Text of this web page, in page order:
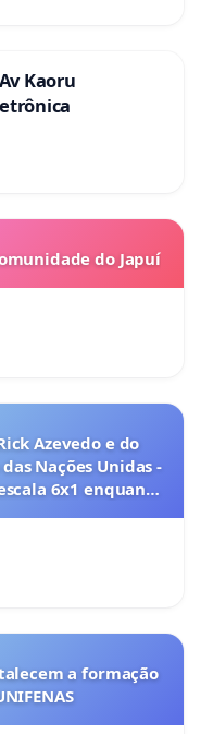
Kaoru
do Japuí
Azevedo e do
Nações Unidas -
6x1 enquanto
a formação